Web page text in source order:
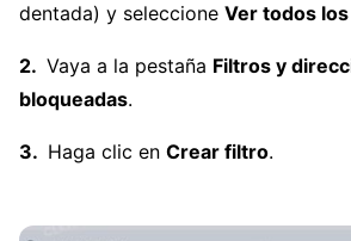
dentada) y seleccione Ver todos
Vaya a la pestaña Filtros y
bloqueadas.
Haga clic en Crear filtro.